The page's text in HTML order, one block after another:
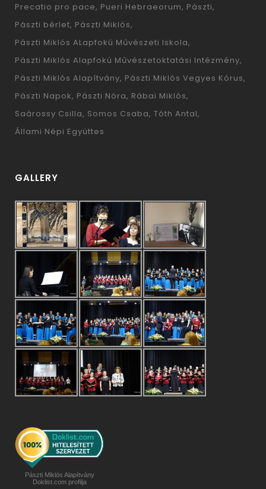
Precatio pro pace Pueri Hebraeorum Pászti
Pászti bérlet Pászti Miklós
Pászti Miklós ALapfokú Művészeti Iskola
Pászti Miklós Alapfokú Művészetoktatási Intézmény
Pászti Miklós Alapítvány Pászti Miklós Vegyes Kórus
Pászti Napok Pászti Nóra Rábai Miklós
Saárossy Csilla Somos Csaba Tóth Antal
Állami Népi Együttes
GALLERY
Pászti Miklós Alapítvány
Doklist.com profilja